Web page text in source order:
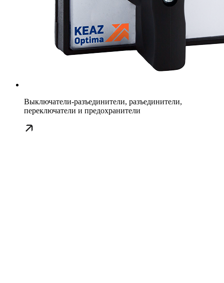
Выключатели-разъединители, разъединители,
переключатели и предохранители